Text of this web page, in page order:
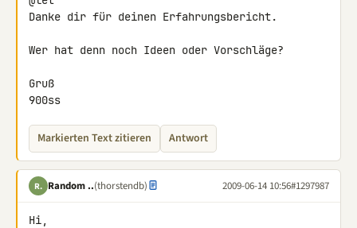
Danke dir für deinen Erfahrungsbericht.
Wer hat denn noch Ideen oder Vorschläge?
Gruß
900ss
Markierten Text zitieren Antwort
R. Random ..(thorstendb) 2009-06-14 10:56#1297987
Hi,